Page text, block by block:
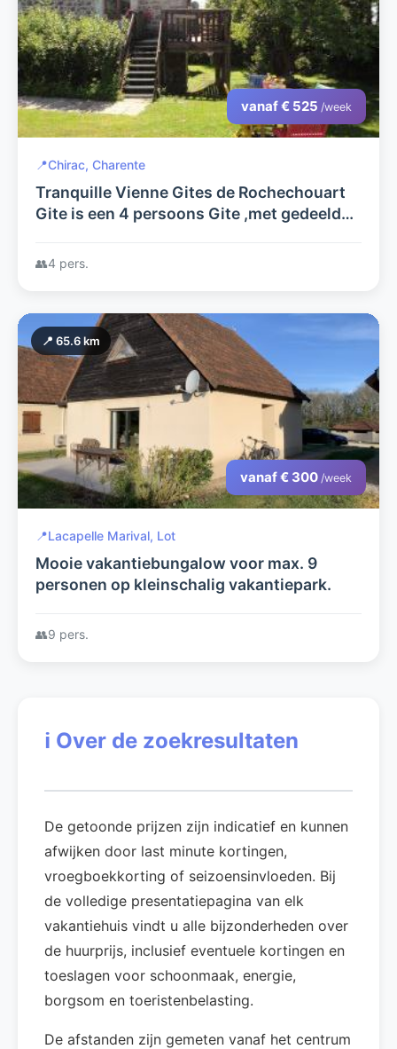
vanaf € 525 /week
📍Chirac, Charente
Tranquille Vienne Gites de Rochechouart
Gite is een 4 persoons Gite ,met gedeeld
cultuur.
👥4 pers.
📍 65.6 km
vanaf € 300 /week
📍Lacapelle Marival, Lot
Mooie vakantiebungalow voor max. 9
personen op kleinschalig vakantiepark.
👥9 pers.
ℹ️ Over de zoekresultaten
De getoonde prijzen zijn indicatief en kunnen
afwijken door last minute kortingen,
vroegboekkorting of seizoensinvloeden. Bij
de volledige presentatiepagina van elk
vakantiehuis vindt u alle bijzonderheden over
de huurprijs, inclusief eventuele kortingen en
toeslagen voor schoonmaak, energie,
borgsom en toeristenbelasting.
De afstanden zijn gemeten vanaf het centrum